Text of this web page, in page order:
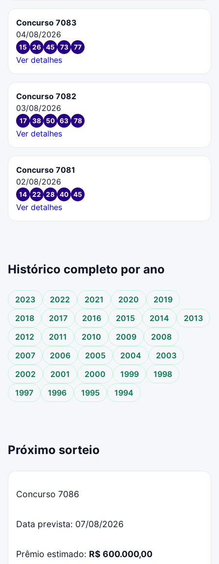
Concurso 7083
04/08/2026
15 26 45 73 77
Ver detalhes
Concurso 7082
03/08/2026
17 38 50 63 78
Ver detalhes
Concurso 7081
02/08/2026
14 22 28 40 45
Ver detalhes
Histórico completo por ano
2023 2022 2021 2020
2019
2018
2017 2016 2015 2014
2013
2012
2011 2010 2009
2008
2007
2006 2005 2004
2003
2002
2001 2000 1999
1998
1997
1996 1995 1994
Próximo sorteio
Concurso 7086
Data prevista: 07/08/2026
Prêmio estimado: R$ 600.000,00